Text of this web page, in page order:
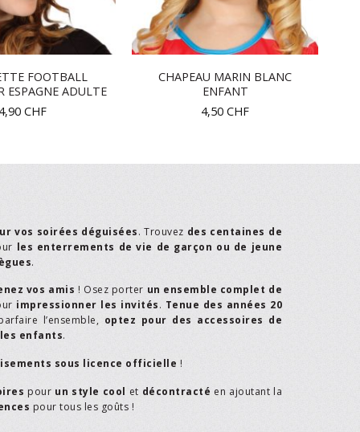
FOOTBALL
ESPAGNE ADULTE
CHF
CHAPEAU MARIN BLANC
ENFANT
4,50 CHF
vos soirées déguisées. Trouvez des centaines de
les enterrements de vie de garçon ou de jeune
.
vos amis ! Osez porter un ensemble complet de
impressionner les invités. Tenue des années 20
l’ensemble, optez pour des accessoires de
les enfants.
sous licence officielle !
pour un style cool et décontracté en ajoutant la
pour tous les goûts !